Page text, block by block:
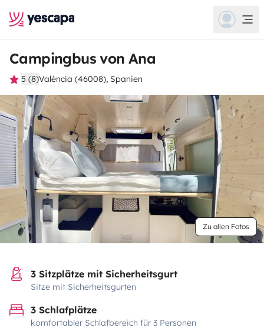
Campingbus von Ana
5 (8)València (46008), Spanien
Zu allen Fotos
3 Sitzplätze mit Sicherheitsgurt
Sitze mit Sicherheitsgurten
3 Schlafplätze
komfortabler Schlafbereich für 3 Personen